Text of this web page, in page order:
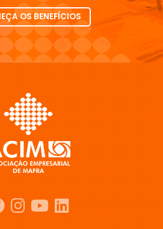
OS BENEFÍCIOS